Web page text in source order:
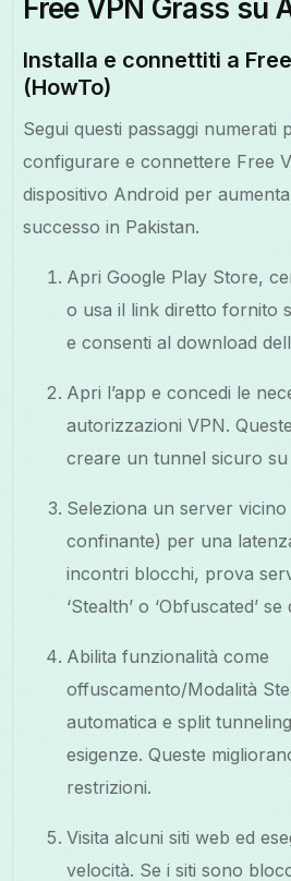
Free VPN Grass su
Installa e connettiti a
(HowTo)
Segui questi passaggi numerati
configurare e connettere Free
dispositivo Android per
successo in Pakistan.
Apri Google Play Store,
o usa il link diretto fornito
e consenti al download
Apri l’app e concedi le
autorizzazioni VPN.
creare un tunnel sicuro su
Seleziona un server
confinante) per una
incontri blocchi, prova
‘Stealth’ o ‘Obfuscated’
Abilita funzionalità come
offuscamento/Modalità
automatica e split
esigenze. Queste
restrizioni.
Visita alcuni siti web ed
velocità. Se i siti sono